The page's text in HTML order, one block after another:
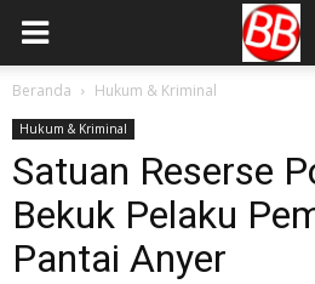
Beranda Hukum & Kriminal
Hukum & Kriminal
Satuan Reserse
Bekuk Pelaku
Pantai Anyer